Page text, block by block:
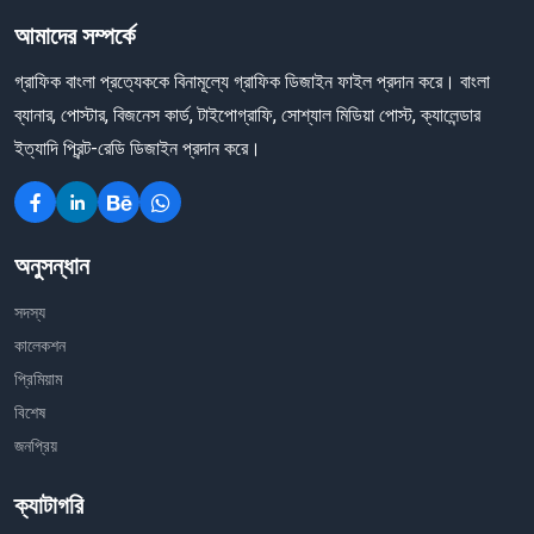
আমাদের সম্পর্কে
গ্রাফিক বাংলা প্রত্যেককে বিনামূল্যে গ্রাফিক ডিজাইন ফাইল প্রদান করে। বাংলা
ব্যানার, পোস্টার, বিজনেস কার্ড, টাইপোগ্রাফি, সোশ্যাল মিডিয়া পোস্ট, ক্যালেন্ডার
ইত্যাদি প্রিন্ট-রেডি ডিজাইন প্রদান করে।
অনুসন্ধান
সদস্য
কালেকশন
প্রিমিয়াম
বিশেষ
জনপ্রিয়
ক্যাটাগরি